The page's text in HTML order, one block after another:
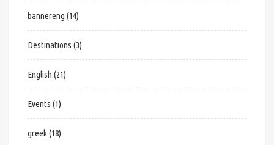
bannereng (14)
Destinations (3)
English (21)
Events (1)
greek(18)